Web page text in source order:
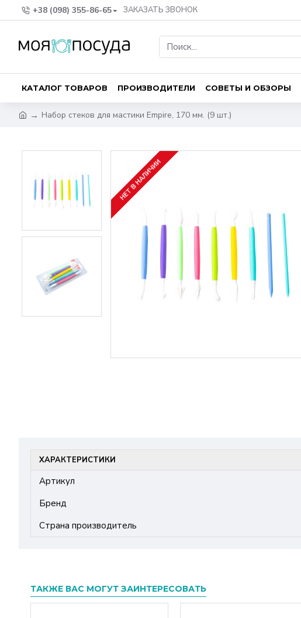
+38 (098) 355-86-65 ЗАКАЗАТЬ ЗВОНОК
КАТАЛОГ ТОВАРОВ ПРОИЗВОДИТЕЛИ СОВЕТЫ И ОБЗОРЫ
Набор стеков для мастики Empire, 170 мм. (9 шт.)
НЕТ В НАЛИЧИИ
ХАРАКТЕРИСТИКИ
Артикул
Бренд
Страна производитель
ТАКЖЕ ВАС МОГУТ ЗАИНТЕРЕСОВАТЬ